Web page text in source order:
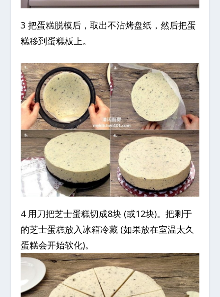
3 把蛋糕脱模后，取出不沾烤盘纸，然后把蛋
糕移到蛋糕板上。
4 用刀把芝士蛋糕切成8块 (或12块)。把剩于
的芝士蛋糕放入冰箱冷藏 (如果放在室温太久
蛋糕会开始软化)。